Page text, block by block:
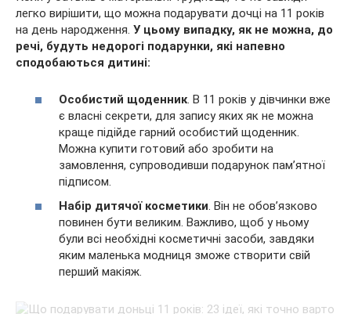
легко вирішити, що можна подарувати дочці на 11 років
на день народження. У цьому випадку, як не можна, до
речі, будуть недорогі подарунки, які напевно
сподобаються дитині:
Особистий щоденник . В 11 років у дівчинки вже
є власні секрети, для запису яких як не можна
краще підійде гарний особистий щоденник.
Можна купити готовий або зробити на
замовлення, супроводивши подарунок пам’ятної
підписом.
Набір дитячої косметики. Він не обов’язково
повинен бути великим. Важливо, щоб у ньому
були всі необхідні косметичні засоби, завдяки
яким маленька модниця зможе створити свій
перший макіяж.